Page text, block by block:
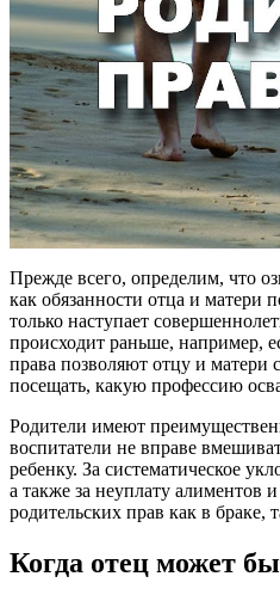
Прежде всего, определим, что
как обязанности отца и матери
только наступает
происходит раньше, например,
права позволяют отцу и матери
посещать, какую профессию
Родители имеют
воспитатели не вправе
ребенку. За систематическое
а также за неуплату алиментов
родительских прав как в браке,
Когда отец может